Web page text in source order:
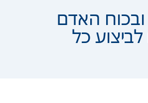
האדם
כל